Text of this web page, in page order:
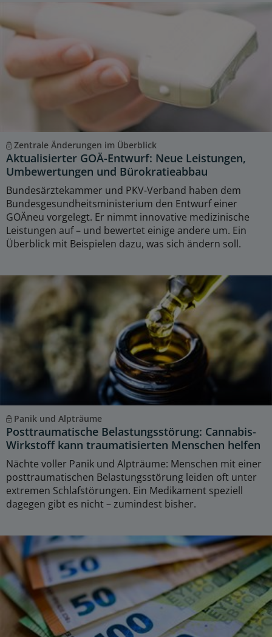
Zentrale Änderungen im Überblick
Aktualisierter GOÄ-Entwurf: Neue Leistungen,
Umbewertungen und Bürokratieabbau
Bundesärztekammer und PKV-Verband haben dem
Bundesgesundheitsministerium den Entwurf einer
GOÄneu vorgelegt. Er nimmt innovative medizinische
Leistungen auf – und bewertet einige andere um. Ein
Überblick mit Beispielen dazu, was sich ändern soll.
Panik und Alpträume
Posttraumatische Belastungsstörung: Cannabis-
Wirkstoff kann traumatisierten Menschen helfen
Nächte voller Panik und Alpträume: Menschen mit einer
posttraumatischen Belastungsstörung leiden oft unter
extremen Schlafstörungen. Ein Medikament speziell
dagegen gibt es nicht – zumindest bisher.